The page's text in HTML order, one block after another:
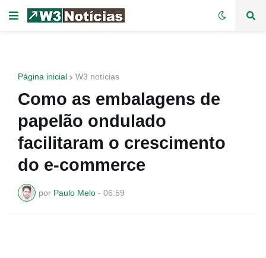
Página inicial W3 notícias
Como as embalagens de
papelão ondulado
facilitaram o crescimento
do e-commerce
por Paulo Melo - 06:59